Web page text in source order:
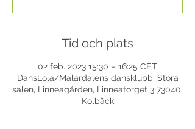
Tid och plats
02 feb. 2023 15:30 – 16:25 CET
DansLola/Mälardalens dansklubb, Stora
salen, Linneagården, Linneatorget 3 73040,
Kolbäck